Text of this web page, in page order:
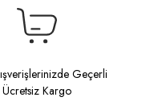
Geçerli
Ücretsiz Kargo